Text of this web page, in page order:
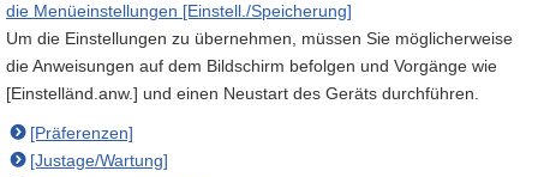
die Menüeinstellungen [Einstell./Speicherung]
Um die Einstellungen zu übernehmen, müssen Sie möglicherweise
die Anweisungen auf dem Bildschirm befolgen und Vorgänge wie
[Einstelländ.anw.] und einen Neustart des Geräts durchführen.
[Präferenzen]
[Justage/Wartung]